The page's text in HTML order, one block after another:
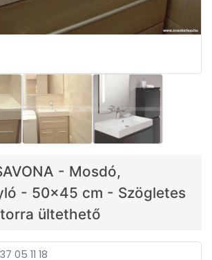
- Mosdó,
- 50x45 cm - Szögletes
ültethető
05 11 18